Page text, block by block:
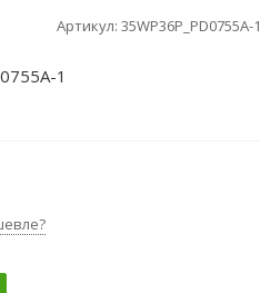
Артикул: 35WP36P_PD0755A-1
1